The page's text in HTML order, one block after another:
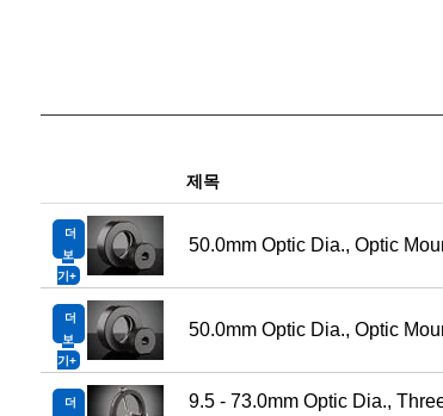
제목
더
보
기
50.0mm Optic Dia., Optic
더
보
기
50.0mm Optic Dia., Optic
더
9.5 - 73.0mm Optic Dia.,